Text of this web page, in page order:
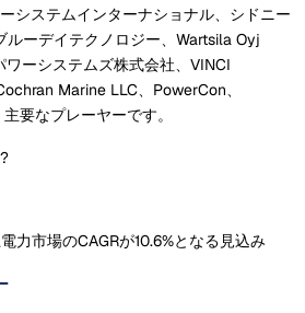
システムインターナショナル、シドニー
ルーデイテクノロジー、Wartsila Oyj
ーシステムズ株式会社、VINCI
Marine LLC、PowerCon、
要なプレーヤーです。
市場のCAGRが10.6%となる見込み